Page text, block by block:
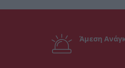
Άμεση